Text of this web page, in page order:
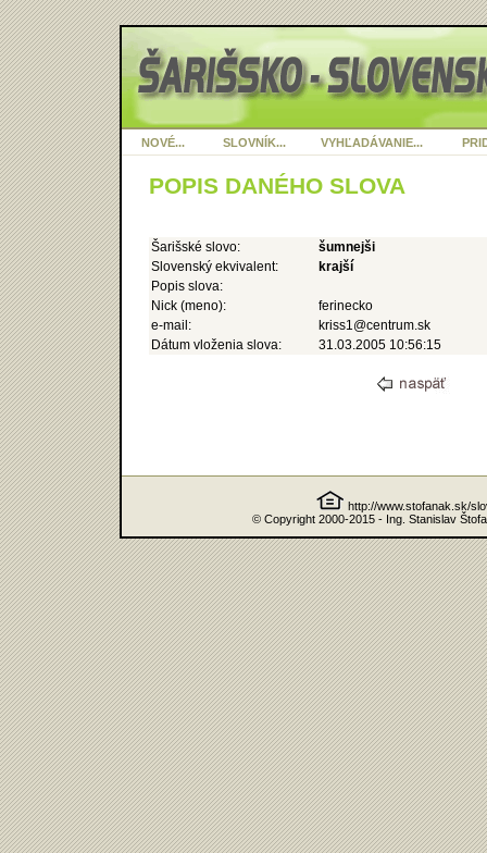
NOVÉ... SLOVNÍK... VYHĽADÁVANIE...
POPIS DANÉHO SLOVA
Šarišské slovo:
šumnejši
Slovenský ekvivalent:
krajší
Popis slova:
Nick (meno):
ferinecko
e-mail:
kriss1@centrum.sk
Dátum vloženia slova:
31.03.2005 10:56:15
http://www.stofanak.sk/
© Copyright 2000-2015 - Ing. Stanislav